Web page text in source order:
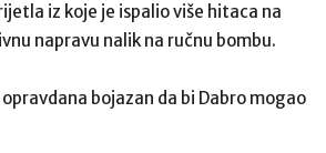
iz koje je ispalio više hitaca na
napravu nalik na ručnu bombu.
bojazan da bi Dabro mogao